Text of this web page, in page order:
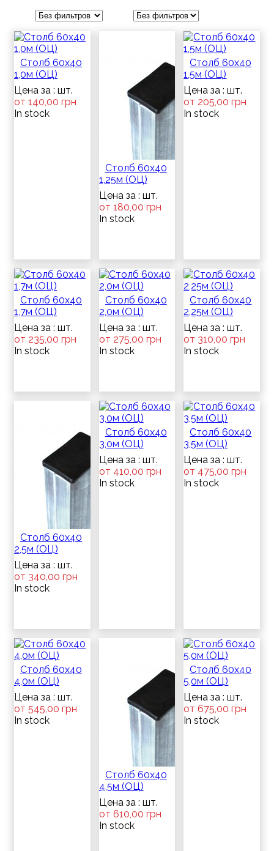
Столб 60х40
1,0м (ОЦ)
Цена за : шт.
от 140,00 грн
In stock
Столб 60х40
1,25м (ОЦ)
Цена за : шт.
от 180,00 грн
In stock
Столб 60х40
1,5м (ОЦ)
Цена за : шт.
от 205,00 грн
In stock
Столб 60х40
1,7м (ОЦ)
Цена за : шт.
от 235,00 грн
In stock
Столб 60х40
2,0м (ОЦ)
Цена за : шт.
от 275,00 грн
In stock
Столб 60х40
2,25м (ОЦ)
Цена за : шт.
от 310,00 грн
In stock
Столб 60х40
2,5м (ОЦ)
Цена за : шт.
от 340,00 грн
In stock
Столб 60х40
3,0м (ОЦ)
Цена за : шт.
от 410,00 грн
In stock
Столб 60х40
3,5м (ОЦ)
Цена за : шт.
от 475,00 грн
In stock
Столб 60х40
4,0м (ОЦ)
Цена за : шт.
от 545,00 грн
In stock
Столб 60х40
4,5м (ОЦ)
Цена за : шт.
от 610,00 грн
In stock
Столб 60х40
5,0м (ОЦ)
Цена за : шт.
от 675,00 грн
In stock